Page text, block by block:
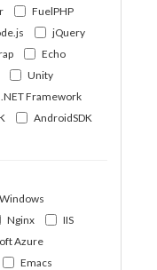
FuelPHP
jQuery
Echo
Unity
.NET Framework
AndroidSDK
Windows
Nginx
IIS
Azure
Emacs